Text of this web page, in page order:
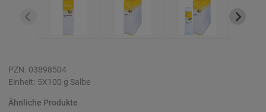
PZN: 03898504
Einheit: 5X100 g Salbe
Ähnliche Produkte